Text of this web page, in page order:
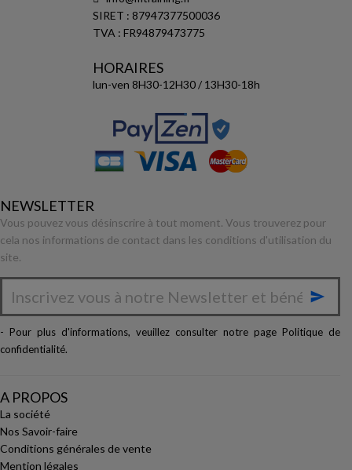
SIRET : 87947377500036
TVA : FR94879473775
HORAIRES
lun-ven 8H30-12H30 / 13H30-18h
NEWSLETTER
Vous pouvez vous désinscrire à tout moment. Vous trouverez pour
cela nos informations de contact dans les conditions d'utilisation du
site.

- Pour plus d'informations, veuillez consulter notre page Politique de
confidentialité.
A PROPOS
La société
Nos Savoir-faire
Conditions générales de vente
Mention légales